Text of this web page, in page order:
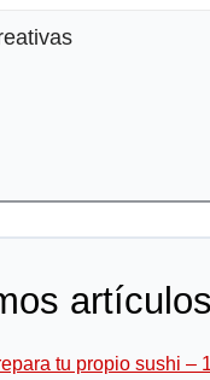
artículos
tu propio sushi –